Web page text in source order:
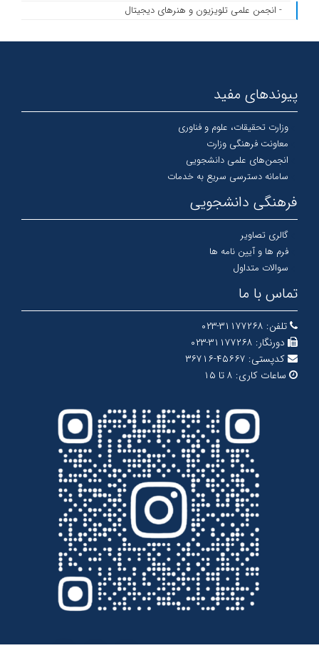
- انجمن علمی تلویزیون و هنرهای دیجیتال
پیوندهای مفید
وزارت تحقیقات، علوم و فناوری
معاونت فرهنگی وزارت
انجمن‌های علمی دانشجویی
سامانه دسترسی سریع به خدمات
فرهنگی دانشجویی
گالری تصاویر
فرم ها و آیین نامه ها
سوالات متداول
تماس با ما
تلفن: ۳۱۱۷۷۲۶۸-۰۲۳
دورنگار: ۳۱۱۷۷۲۶۸-۰۲۳
کدپستی: ۴۵۶۶۷-۳۶۷۱۶
ساعات کاری: ۸ تا ۱۵